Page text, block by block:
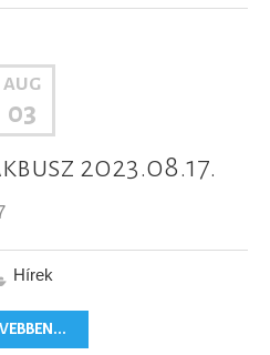
AUG
03
2023.08.17.
Hírek